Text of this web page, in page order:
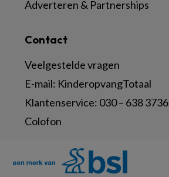
Contact
Veelgestelde vragen
E-mail: KinderopvangTotaal
Klantenservice: 030 – 638 3736
Colofon
Adverteren & Partnerships